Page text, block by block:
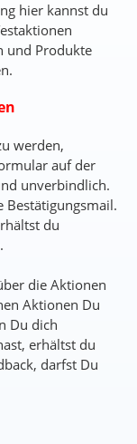
hier kannst du
und Produkte
werden,
auf der
unverbindlich.
Bestätigungsmail.
du
die Aktionen
Aktionen Du
Du dich
erhältst du
darfst Du